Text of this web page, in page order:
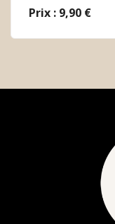
Prix : 9,90 €